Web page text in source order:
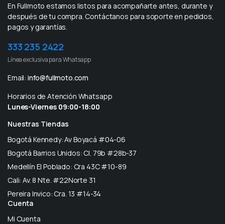
En Fullmoto estamos listos para acompañarte antes, durante y
después de tu compra. Contáctanos para soporte en pedidos,
pagos y garantías.
333 235 2422
Línea exclusiva para Whatsapp
Email: info@fullmoto.com
Horarios de Atención Whatsapp
Lunes-Viernes 09:00-18:00
Nuestras Tiendas
Bogotá Kennedy: Av Boyacá #04-06
Bogotá Barrios Unidos: Cl. 79b #28b-37
Medellín El Poblado: Cra 43C #10-89
Cali: Av. 8 Nte. #22Norte 31
Pereira Invico: Cra. 13 #14-34
Cuenta
Mi Cuenta